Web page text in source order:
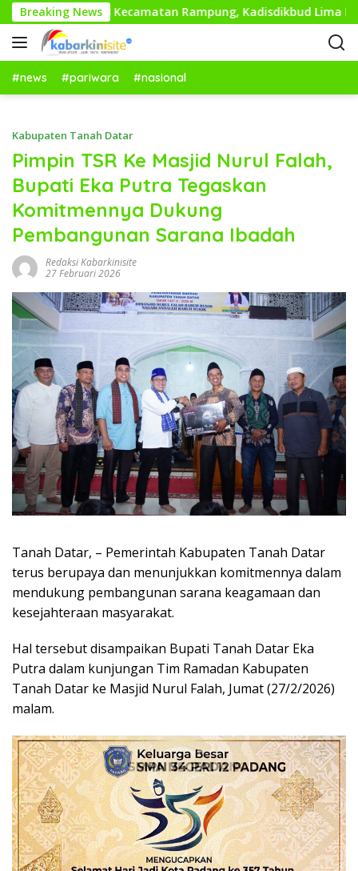
a
g
u
Breaking News
Dasar di 13 Kecamatan Rampung, Kadisdikbud Lima Puluh
#news #pariwara #nasional
Kabupaten Tanah Datar
Pimpin TSR Ke Masjid Nurul Falah,
Bupati Eka Putra Tegaskan
Komitmennya Dukung
Pembangunan Sarana Ibadah
Redaksi Kabarkinisite
27 Februari 2026
Tanah Datar, – Pemerintah Kabupaten Tanah Datar
terus berupaya dan menunjukkan komitmennya dalam
mendukung pembangunan sarana keagamaan dan
kesejahteraan masyarakat.
Hal tersebut disampaikan Bupati Tanah Datar Eka
Putra dalam kunjungan Tim Ramadan Kabupaten
Tanah Datar ke Masjid Nurul Falah, Jumat (27/2/2026)
malam.